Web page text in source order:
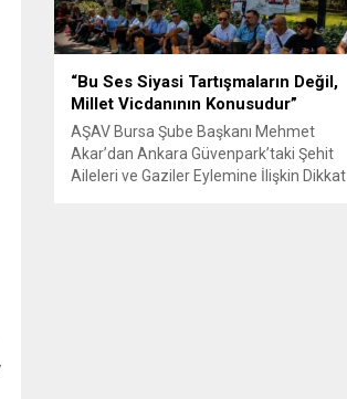
“Bu Ses Siyasi Tartışmaların Değil,
Millet Vicdanının Konusudur”
AŞAV Bursa Şube Başkanı Mehmet
Akar’dan Ankara Güvenpark’taki Şehit
Aileleri ve Gaziler Eylemine İlişkin Dikkat